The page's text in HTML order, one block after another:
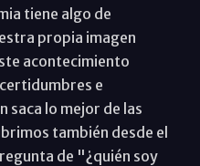
tiene algo de
propia imagen
acontecimiento
e
saca lo mejor de las
también desde el
de "¿quién soy